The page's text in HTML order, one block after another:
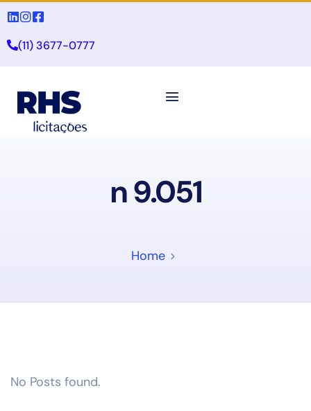
(11) 3677-0777
n 9.051
Home
No Posts found.